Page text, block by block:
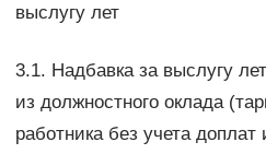
выслугу лет
3.1. Надбавка за выслугу
из должностного оклада
работника без учета доплат